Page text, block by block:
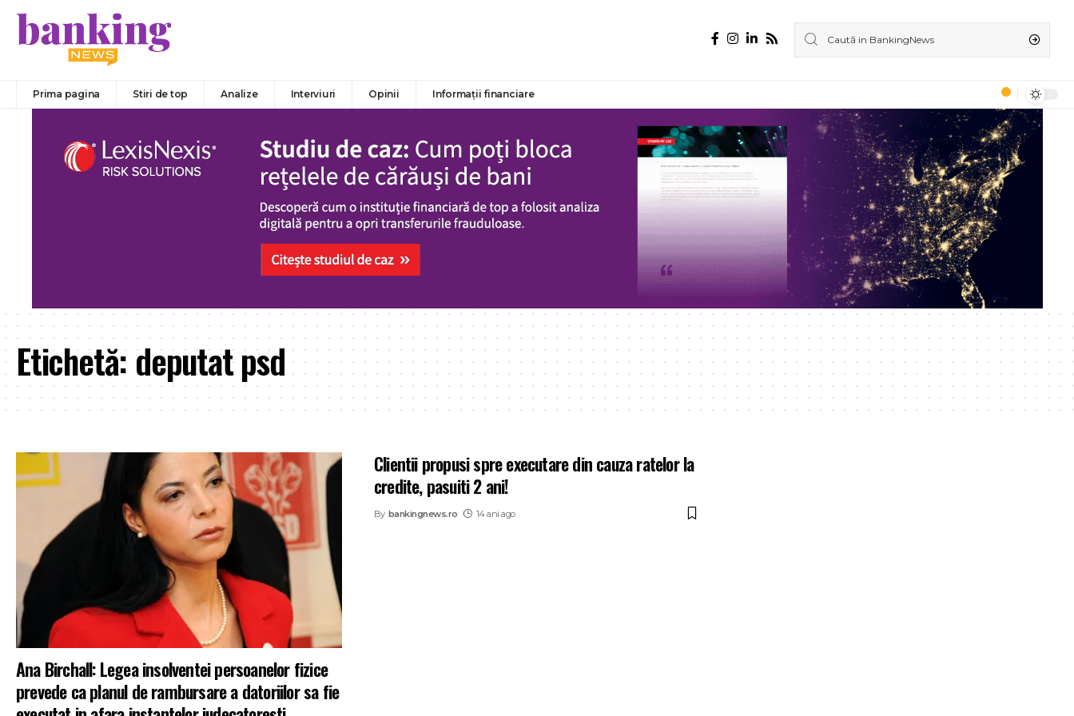
Prima pagina Stiri de top Analize Interviuri Opinii Informații financiare
Etichetă: deputat psd
Ana Birchall: Legea insolventei persoanelor fizice
prevede ca planul de rambursare a datoriilor sa fie
Clientii propusi spre executare din cauza ratelor la
credite, pasuiti 2 ani!
By bankingnews.ro 14 ani ago